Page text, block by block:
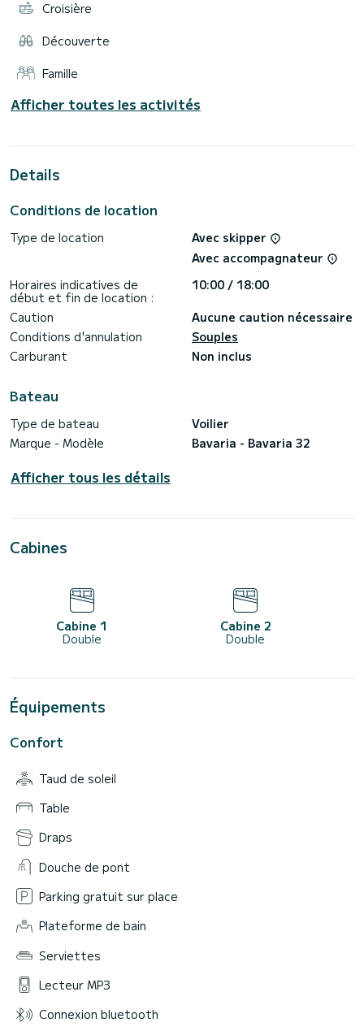
automatique, traceur GPS, radar et sondeur.
Croisière
Découverte
Famille
Afficher toutes les activités
Details
Conditions de location
Type de location
Avec skipper
Avec accompagnateur
Horaires indicatives de
début et fin de location :
10:00 / 18:00
Caution
Aucune caution nécessaire
Conditions d'annulation
Souples
Carburant
Non inclus
Bateau
Type de bateau
Voilier
Marque - Modèle
Bavaria - Bavaria 32
Afficher tous les détails
Cabines
Cabine 1
Double
Cabine 2
Double
Équipements
Confort
Taud de soleil
Table
Draps
Douche de pont
Parking gratuit sur place
Plateforme de bain
Serviettes
Lecteur MP3
Connexion bluetooth